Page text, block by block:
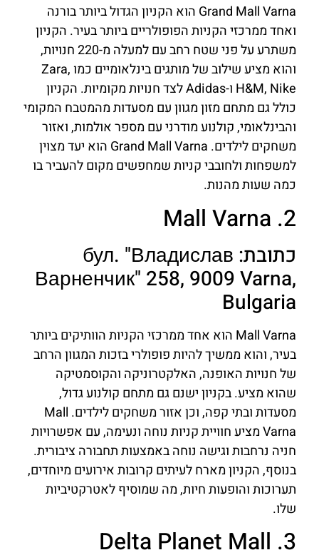
Grand Mall Varna הוא הקניון הגדול ביותר בורנה
ואחד ממרכזי הקניות הפופולריים ביותר בעיר. הקניון
משתרע על פני שטח רחב עם למעלה מ-220 חנויות,
והוא מציע שילוב של מותגים בינלאומיים כמו Zara,
H&M, Nike ו-Adidas לצד חנויות מקומיות. הקניון
כולל גם מתחם מזון מגוון עם מסעדות מהמטבח המקומי
והבינלאומי, קולנוע מודרני עם מספר אולמות, ואזור
משחקים לילדים. Grand Mall Varna הוא יעד מצוין
למשפחות ולחובבי קניות שמחפשים מקום להעביר בו
כמה שעות מהנות.
2. Mall Varna
כתובת: бул. "Владислав
Варненчик" 258, 9009 Varna,
Bulgaria
Mall Varna הוא אחד ממרכזי הקניות הוותיקים ביותר
בעיר, והוא ממשיך להיות פופולרי בזכות המגוון הרחב
של חנויות האופנה, האלקטרוניקה והקוסמטיקה
שהוא מציע. בקניון ישנם גם מתחם קולנוע גדול,
מסעדות ובתי קפה, וכן אזור משחקים לילדים. Mall
Varna מציע חוויית קניות נוחה ונעימה, עם אפשרויות
חניה נרחבות וגישה נוחה באמצעות תחבורה ציבורית.
בנוסף, הקניון מארח לעיתים קרובות אירועים מיוחדים,
תערוכות והופעות חיות, מה שמוסיף לאטרקטיביות
שלו.
3. Delta Planet Mall